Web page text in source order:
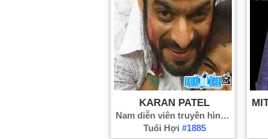
KARAN PATEL
Nam diễn viên truyền hình#1157
Tuổi Hợi #1885